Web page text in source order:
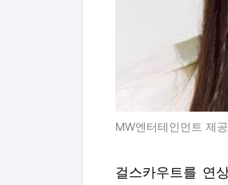
MW엔터테인먼트 제공
걸스카우트를 연